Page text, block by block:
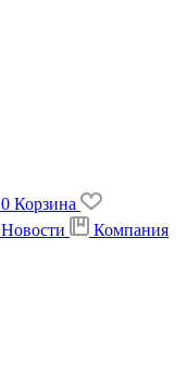
0 Корзина
Новости
Компания